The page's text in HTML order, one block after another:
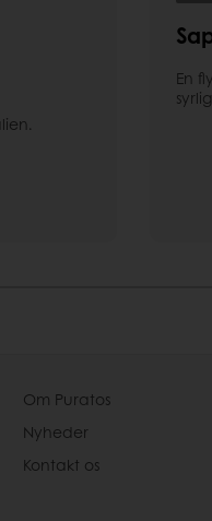
En
Om Puratos
Nyheder
Kontakt os